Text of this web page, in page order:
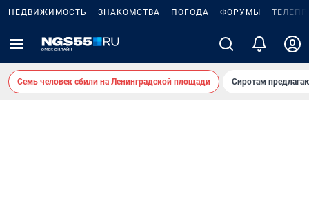
НЕДВИЖИМОСТЬ ЗНАКОМСТВА ПОГОДА ФОРУМЫ
Семь человек сбили на Ленинградской площади Сиротам